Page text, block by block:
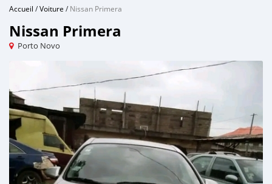
Accueil /Voiture /Nissan Primera
Nissan Primera
Porto Novo